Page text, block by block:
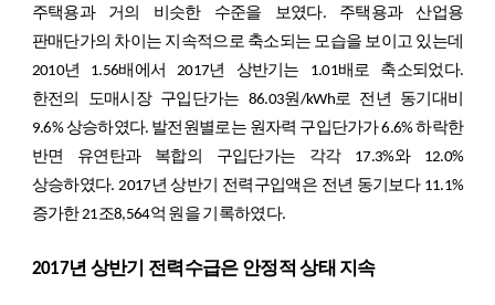
주택용과 거의 비슷한 수준을 보였다. 주택용과 산업용
판매단가의 차이는 지속적으로 축소되는 모습을 보이고 있는데
2010년 1.56배에서 2017년 상반기는 1.01배로 축소되었다.
한전의 도매시장 구입단가는 86.03원/kWh로 전년 동기대비
9.6% 상승하였다. 발전원별로는 원자력 구입단가가 6.6% 하락한
반면 유연탄과 복합의 구입단가는 각각 17.3%와 12.0%
상승하였다. 2017년 상반기 전력구입액은 전년 동기보다 11.1%
증가한 21조8,564억 원을 기록하였다.
2017년 상반기 전력수급은 안정적 상태 지속